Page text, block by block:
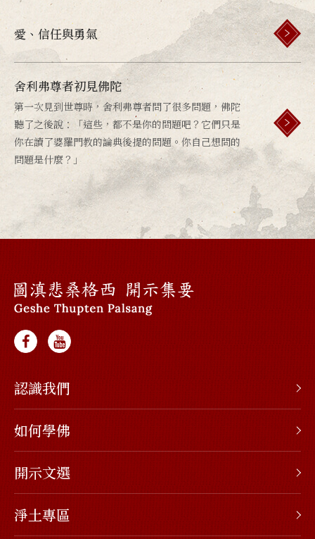
愛、信任與勇氣
舍利弗尊者初見佛陀
第一次見到世尊時，舍利弗尊者問了很多問題，佛陀
聽了之後說：「這些，都不是你的問題吧？它們只是
你在讀了婆羅門教的論典後提的問題。你自己想問的
問題是什麼？」
認識我們
如何學佛
開示文選
淨土專區